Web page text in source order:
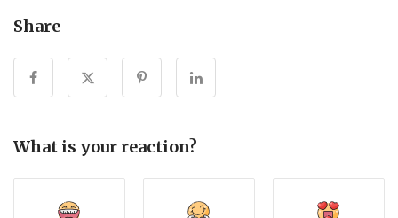
Share
What is your reaction?